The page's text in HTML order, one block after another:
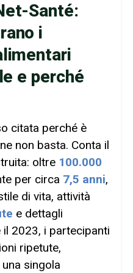
Santé:
i
e perché
citata perché è
non basta. Conta il
oltre 100.000
per circa 7,5 anni,
di vita, attività
e dettagli
2023, i partecipanti
ripetute,
singola